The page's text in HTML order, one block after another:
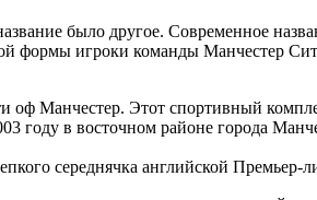
было другое. Современное
формы игроки команды Манчестер
Манчестер. Этот спортивный
году в восточном районе города
середнячка английской Премьер-